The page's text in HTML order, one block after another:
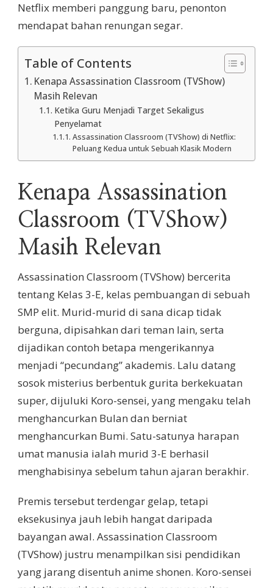
Netflix memberi panggung baru, penonton
mendapat bahan renungan segar.
Table of Contents
Kenapa Assassination Classroom (TVShow)
Masih Relevan
Ketika Guru Menjadi Target Sekaligus
Penyelamat
Assassination Classroom (TVShow) di Netflix:
Peluang Kedua untuk Sebuah Klasik Modern
Kenapa Assassination
Classroom (TVShow)
Masih Relevan
Assassination Classroom (TVShow) bercerita
tentang Kelas 3-E, kelas pembuangan di sebuah
SMP elit. Murid-murid di sana dicap tidak
berguna, dipisahkan dari teman lain, serta
dijadikan contoh betapa mengerikannya
menjadi “pecundang” akademis. Lalu datang
sosok misterius berbentuk gurita berkekuatan
super, dijuluki Koro-sensei, yang mengaku telah
menghancurkan Bulan dan berniat
menghancurkan Bumi. Satu-satunya harapan
umat manusia ialah murid 3-E berhasil
menghabisinya sebelum tahun ajaran berakhir.
Premis tersebut terdengar gelap, tetapi
eksekusinya jauh lebih hangat daripada
bayangan awal. Assassination Classroom
(TVShow) justru menampilkan sisi pendidikan
yang jarang disentuh anime shonen. Koro-sensei